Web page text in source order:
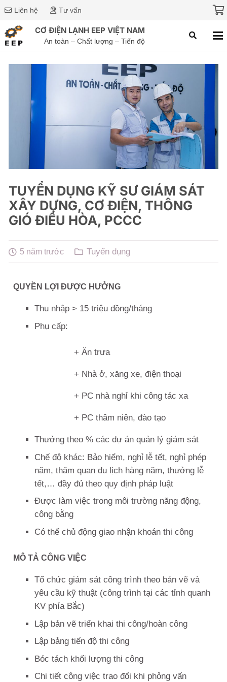
Liên hệ Tư vấn
CƠ ĐIỆN LẠNH EEP VIỆT NAM
An toàn – Chất lượng – Tiến độ
TUYỂN DỤNG KỸ SƯ GIÁM SÁT
XÂY DỰNG, CƠ ĐIỆN, THÔNG
GIÓ ĐIỀU HÒA, PCCC
5 năm trước Tuyển dụng
QUYỀN LỢI ĐƯỢC HƯỞNG
Thu nhập > 15 triệu đồng/tháng
Phụ cấp:
+ Ăn trưa
+ Nhà ở, xăng xe, điện thoại
+ PC nhà nghỉ khi công tác xa
+ PC thâm niên, đào tạo
Thưởng theo % các dự án quản lý giám sát
Chế độ khác: Bảo hiểm, nghỉ lễ tết, nghỉ phép
năm, thăm quan du lịch hàng năm, thưởng lễ
tết,… đầy đủ theo quy định pháp luật
Được làm việc trong môi trường năng động,
công bằng
Có thể chủ động giao nhận khoán thi công
MÔ TẢ CÔNG VIỆC
Tổ chức giám sát công trình theo bản vẽ và
yêu cầu kỹ thuật (công trình tại các tỉnh quanh
KV phía Bắc)
Lập bản vẽ triển khai thi công/hoàn công
Lập bảng tiến độ thi công
Bóc tách khối lượng thi công
Chi tiết công việc trao đổi khi phỏng vấn